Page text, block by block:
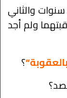
والثاني
ولم أجد
؟